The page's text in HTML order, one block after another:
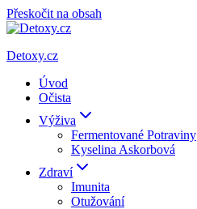
Přeskočit na obsah
Detoxy.cz
Úvod
Očista
Výživa
Fermentované Potraviny
Kyselina Askorbová
Zdraví
Imunita
Otužování